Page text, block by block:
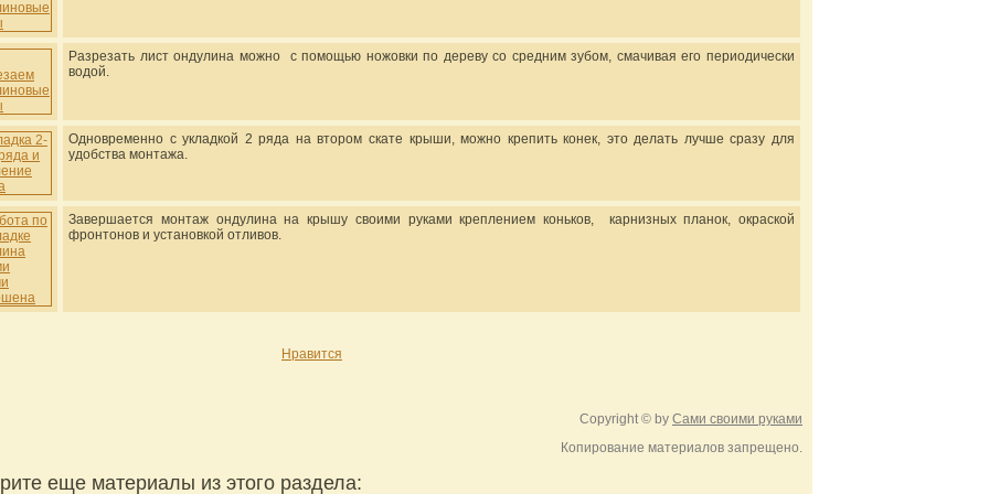
Разрезать лист ондулина можно с помощью ножовки по дереву со средним зубом, смачивая его периодически
водой.
Одновременно с укладкой 2 ряда на втором скате крыши, можно крепить конек, это делать лучше сразу для
удобства монтажа.
Завершается монтаж ондулина на крышу своими руками креплением коньков, карнизных планок, окраской
фронтонов и установкой отливов.
Нравится
Copyright © by Сами своими руками
Копирование материалов запрещено.
еще материалы из этого раздела: